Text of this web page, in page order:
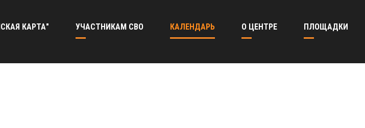
КАРТА" УЧАСТНИКАМ СВО КАЛЕНДАРЬ О ЦЕНТРЕ ПЛОЩАДКИ